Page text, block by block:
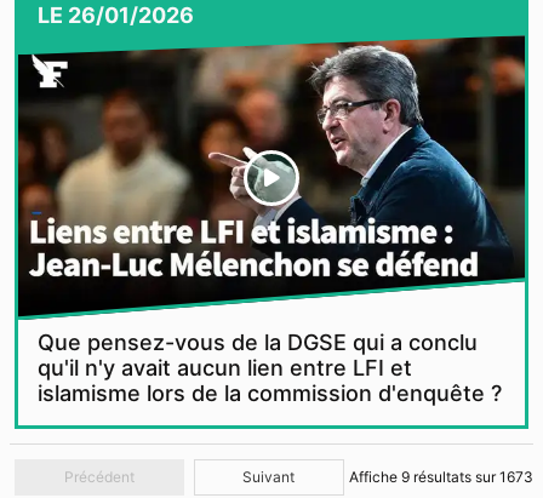
LE 26/01/2026
Que pensez-vous de la DGSE qui a conclu
qu'il n'y avait aucun lien entre LFI et
islamisme lors de la commission d'enquête ?
Précédent Suivant Affiche 9 résultats sur1673